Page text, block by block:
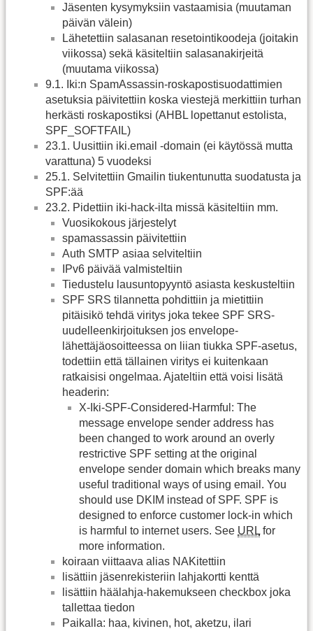
Jäsenten kysymyksiin vastaamisia (muutaman
päivän välein)
Lähetettiin salasanan resetointikoodeja (joitakin
viikossa) sekä käsiteltiin salasanakirjeitä
(muutama viikossa)
9.1. Iki:n SpamAssassin-roskapostisuodattimien
asetuksia päivitettiin koska viestejä merkittiin turhan
herkästi roskapostiksi (AHBL lopettanut estolista,
SPF_SOFTFAIL)
23.1. Uusittiin iki.email -domain (ei käytössä mutta
varattuna) 5 vuodeksi
25.1. Selvitettiin Gmailin tiukentunutta suodatusta ja
SPF:ää
23.2. Pidettiin iki-hack-ilta missä käsiteltiin mm.
Vuosikokous järjestelyt
spamassassin päivitettiin
Auth SMTP asiaa selviteltiin
IPv6 päivää valmisteltiin
Tiedustelu lausuntopyyntö asiasta keskusteltiin
SPF SRS tilannetta pohdittiin ja mietittiin
pitäisikö tehdä viritys joka tekee SPF SRS-
uudelleenkirjoituksen jos envelope-
lähettäjäosoitteessa on liian tiukka SPF-asetus,
todettiin että tällainen viritys ei kuitenkaan
ratkaisisi ongelmaa. Ajateltiin että voisi lisätä
headerin:
X-Iki-SPF-Considered-Harmful: The
message envelope sender address has
been changed to work around an overly
restrictive SPF setting at the original
envelope sender domain which breaks many
useful traditional ways of using email. You
should use DKIM instead of SPF. SPF is
designed to enforce customer lock-in which
is harmful to internet users. See URL for
more information.
koiraan viittaava alias NAKitettiin
lisättiin jäsenrekisteriin lahjakortti kenttä
lisättiin häälahja-hakemukseen checkbox joka
tallettaa tiedon
Paikalla: haa, kivinen, hot, aketzu, ilari